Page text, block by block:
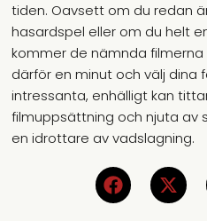
tiden. Oavsett om du redan
hasardspel eller om du helt
kommer de nämnda
därför en minut och välj dina
intressanta, enhälligt kan
filmuppsättning och njuta av
en idrottare av vadslagning.